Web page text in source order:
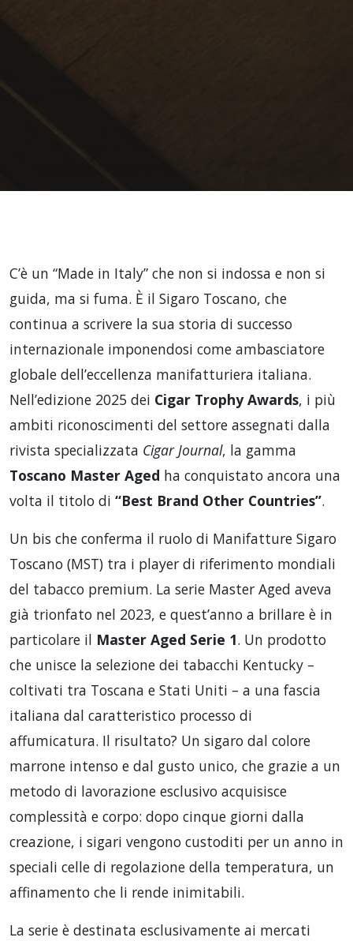
C’è un “Made in Italy” che non si indossa e non si
guida, ma si fuma. È il Sigaro Toscano, che
continua a scrivere la sua storia di successo
internazionale imponendosi come ambasciatore
globale dell’eccellenza manifatturiera italiana.
Nell’edizione 2025 dei Cigar Trophy Awards, i più
ambiti riconoscimenti del settore assegnati dalla
rivista specializzata Cigar Journal, la gamma
Toscano Master Aged ha conquistato ancora una
volta il titolo di “Best Brand Other Countries”.
Un bis che conferma il ruolo di Manifatture Sigaro
Toscano (MST) tra i player di riferimento mondiali
del tabacco premium. La serie Master Aged aveva
già trionfato nel 2023, e quest’anno a brillare è in
particolare il Master Aged Serie 1. Un prodotto
che unisce la selezione dei tabacchi Kentucky –
coltivati tra Toscana e Stati Uniti – a una fascia
italiana dal caratteristico processo di
affumicatura. Il risultato? Un sigaro dal colore
marrone intenso e dal gusto unico, che grazie a un
metodo di lavorazione esclusivo acquisisce
complessità e corpo: dopo cinque giorni dalla
creazione, i sigari vengono custoditi per un anno in
speciali celle di regolazione della temperatura, un
affinamento che li rende inimitabili.
La serie è destinata esclusivamente ai mercati